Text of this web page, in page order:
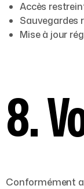
Accès
Sauvegardes
Mise à jour
8.
Conformément